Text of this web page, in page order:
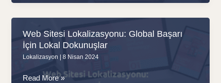
ve
Ayrıntıları
Web Sitesi Lokalizasyonu: Global Başarı
İçin Lokal Dokunuşlar
Lokalizasyon | 8 Nisan 2024
Web
Read More »